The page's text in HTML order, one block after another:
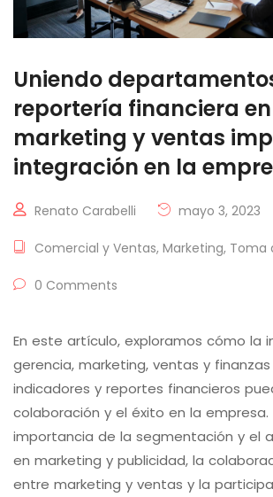
Uniendo
reportería financiera en
marketing y ventas
integración en la
Renato Carabelli mayo 3, 2023
Comercial y Ventas, Marketing, Toma
0 Comments
En este artículo, exploramos cómo la
gerencia, marketing, ventas y
indicadores y reportes financieros
colaboración y el éxito en la
importancia de la segmentación y el
en marketing y publicidad, la
entre marketing y ventas y la